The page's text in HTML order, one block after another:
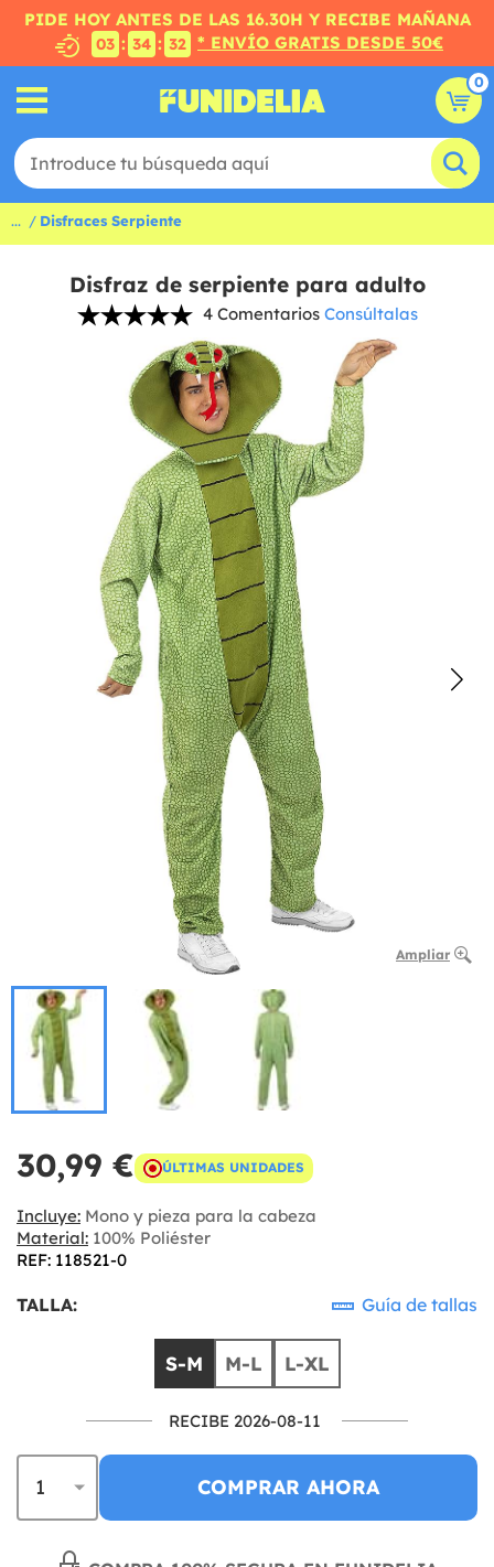
PIDE HOY ANTES DE LAS 16.30H Y RECIBE MAÑANA
03 : 34 : 31 * ENVÍO GRATIS DESDE 50€
0
... Disfraces Serpiente
Disfraz de serpiente para adulto
4 Comentarios Consúltalas
Ampliar
30,99 € ÚLTIMAS UNIDADES
Incluye: Mono y pieza para la cabeza
Material: 100% Poliéster
REF: 118521-0
TALLA: Guía de tallas
S-M M-L L-XL
RECIBE 2026-08-11
COMPRAR AHORA